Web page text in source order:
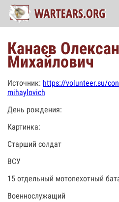
Канаєв
Михайлович
Источник: https://volunteer.su/
mihaylovich
День рождения:
Картинка:
Старший солдат
ВСУ
15 отдельный мотопехотный
Военнослужащий